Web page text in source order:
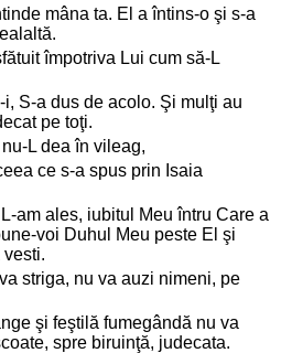
mâna ta. El a întins-o şi s-a
împotriva Lui cum să-L
i, S-a dus de acolo. Şi mulţi au
pe toţi.
L dea în vileag,
ce s-a spus prin Isaia
am ales, iubitul Meu întru Care a
voi Duhul Meu peste El şi
striga, nu va auzi nimeni, pe
şi feştilă fumegândă nu va
spre biruinţă, judecata.